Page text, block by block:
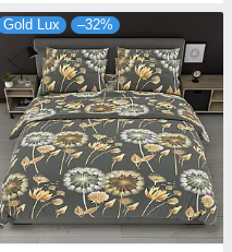
Gold Lux –32%